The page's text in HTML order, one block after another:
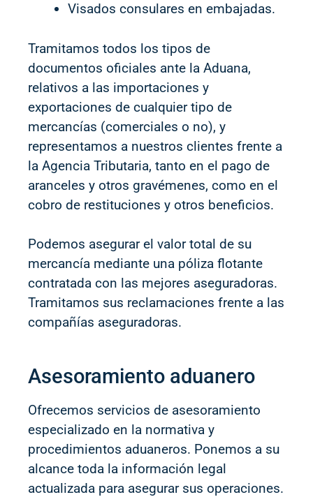
Visados consulares en embajadas.
Tramitamos todos los tipos de
documentos oficiales ante la Aduana,
relativos a las importaciones y
exportaciones de cualquier tipo de
mercancías (comerciales o no), y
representamos a nuestros clientes frente a
la Agencia Tributaria, tanto en el pago de
aranceles y otros gravémenes, como en el
cobro de restituciones y otros beneficios.
Podemos asegurar el valor total de su
mercancía mediante una póliza flotante
contratada con las mejores aseguradoras.
Tramitamos sus reclamaciones frente a las
compañías aseguradoras.
Asesoramiento aduanero
Ofrecemos servicios de asesoramiento
especializado en la normativa y
procedimientos aduaneros. Ponemos a su
alcance toda la información legal
actualizada para asegurar sus operaciones.